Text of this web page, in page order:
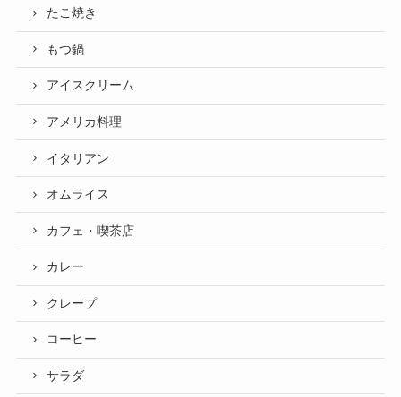
たこ焼き
もつ鍋
アイスクリーム
アメリカ料理
イタリアン
オムライス
カフェ・喫茶店
カレー
クレープ
コーヒー
サラダ